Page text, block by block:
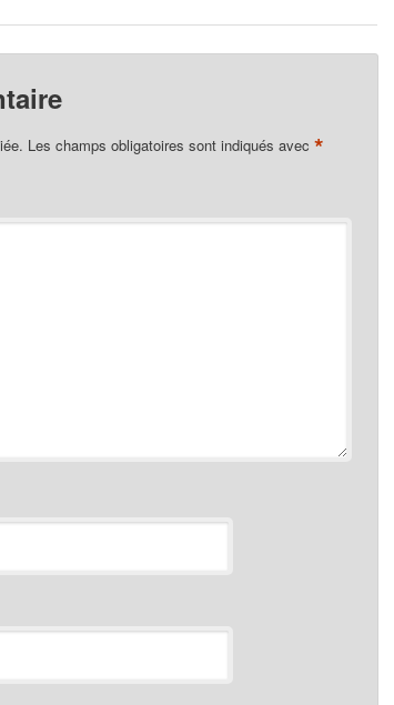
Les champs obligatoires sont indiqués avec*